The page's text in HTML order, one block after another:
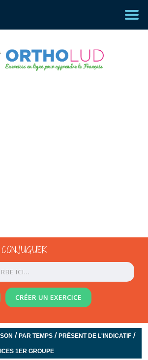
CRÉER UN EXERCICE
/PAR TEMPS /PRÉSENT DE L'INDICATIF /
1ER GROUPE